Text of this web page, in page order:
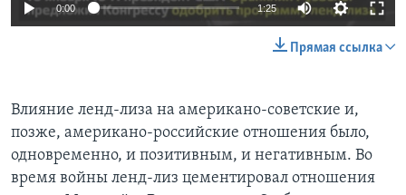
0:00 1:25
Прямая ссылка
Влияние ленд-лиза на американо-советские и,
позже, американо-российские отношения было,
одновременно, и позитивным, и негативным. Во
время войны ленд-лиз цементировал отношения